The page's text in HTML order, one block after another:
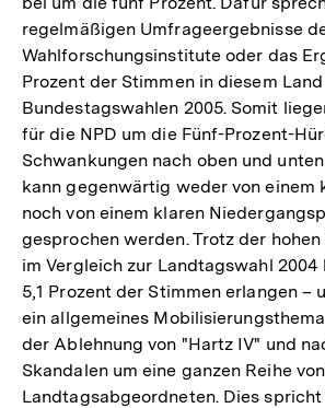
regelmäßigen Umfrageergebnisse
Wahlforschungsinstitute oder das
Prozent der Stimmen in diesem
Bundestagswahlen 2005. Somit
für die NPD um die Fünf-Prozent-
Schwankungen nach oben und
kann gegenwärtig weder von einem
noch von einem klaren
gesprochen werden. Trotz der
im Vergleich zur Landtagswahl
5,1 Prozent der Stimmen erlangen –
ein allgemeines
der Ablehnung von "Hartz IV" und
Skandalen um eine ganzen Reihe
Landtagsabgeordneten. Dies